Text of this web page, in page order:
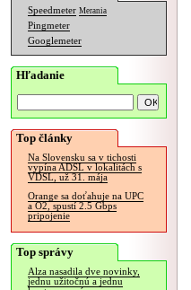
Speedmeter Merania
Pingmeter
Googlemeter
Hľadanie
Top články
Na Slovensku sa v tichosti
vypína ADSL v lokalitách s
VDSL, už 31. mája
Orange sa doťahuje na UPC
a O2, spustí 2.5 Gbps
pripojenie
Top správy
Alza nasadila dve novinky,
jednu užitočnú a jednu